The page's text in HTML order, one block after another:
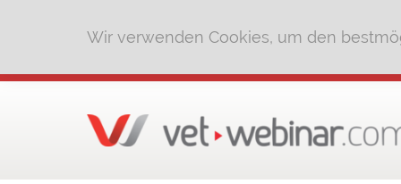
Wir verwenden Cookies, um den